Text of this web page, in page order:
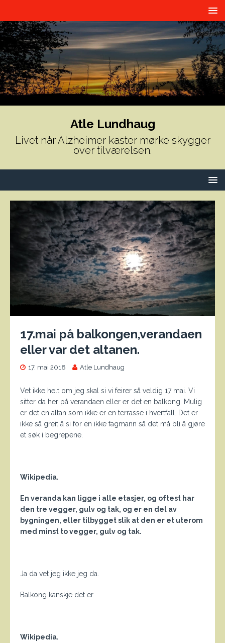
Atle Lundhaug
Livet når Alzheimer kaster mørke skygger
over tilværelsen.
17.mai på balkongen,verandaen
eller var det altanen.
17. mai 2018 Atle Lundhaug
Vet ikke helt om jeg skal si vi feirer så veldig 17 mai. Vi
sitter da her på verandaen eller er det en balkong. Mulig
er det en altan som ikke er en terrasse i hvertfall. Det er
ikke så greit å si for en ikke fagmann så det må bli å gjøre
et søk i begrepene.
Wikipedia.
En veranda kan ligge i alle etasjer, og oftest har
den tre vegger, gulv og tak, og er en del av
bygningen, eller tilbygget slik at den er et uterom
med minst to vegger, gulv og tak.
Ja da vet jeg ikke jeg da.
Balkong kanskje det er.
Wikipedia.